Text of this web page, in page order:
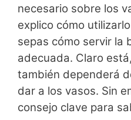
necesario sobre los
explico cómo
sepas cómo servir la
adecuada. Claro
también dependerá
dar a los vasos. Sin
consejo clave para